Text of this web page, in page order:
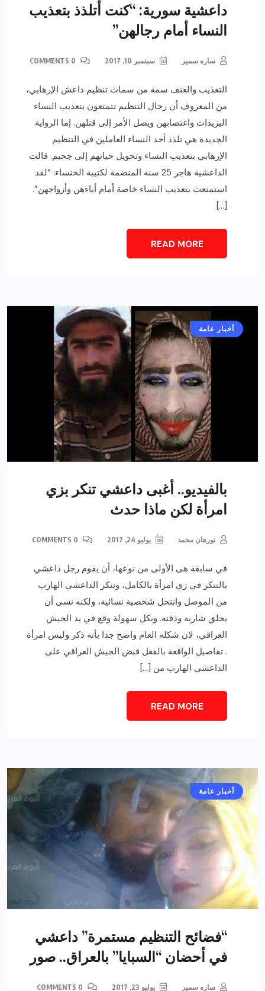
داعشية سورية: “كنت أتلذذ بتعذيب
النساء أمام رجالهن”
ساره سمير سبتمبر 10, 2017
التعذيب والعنف سمة من سمات تنظيم داعش الإرهابي،
من المعروف أن رجال التنظيم تتمتعون بتعذيب النساء
اليزيدات واغتصابهن ويصل الأمر إلى قتلهن. إما الرواية
الجديدة هي تلذذ أحد النساء العاملين في التنظيم
الإرهابي بتعذيب النساء وتحويل حياتهم إلى جحيم. قالت
الداعشية هاجر 25 سنة المنضمة لكتيبة الخنساء: “لقد
استمتعت بتعذيب النساء خاصة أمام أباءهن وأزواجهن”.
[…]
READ MORE
أخبار عامة
بالفيديو.. أغبى داعشي تنكر بزي
امرأة لكن ماذا حدث
نورهان محمد يوليو 24, 2017
في سابقة هى الأولى من نوعها، أن يقوم رجل داعشي
بالتنكر في زي امرأة بالكامل، وتنكر الداعشي الهارب
من الموصل وانتحل شخصية نسائية، ولكنه نسى أن
يحلق شاربه وذقنه. وبكل سهولة وقع في يد الجيش
العراقي، لان شكله العام واضح جدا بأنه ذكر وليس امرأة
. تفاصيل الواقعة بالفعل قبض الجيش العراقي على
الداعشي الهارب من […]
READ MORE
أخبار عامة
“فضائح التنظيم مستمرة” داعشي
في أحضان “السبايا” بالعراق.. صور
ساره سمير يوليو 23, 2017